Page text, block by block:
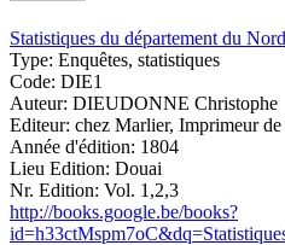
Statistiques du département du Nord
Type: Enquêtes, statistiques
Code: DIE1
Auteur: DIEUDONNE Christophe
Editeur: chez Marlier, Imprimeur
Année d'édition: 1804
Lieu Edition: Douai
Nr. Edition: Vol. 1,2,3
http://books.google.be/books?